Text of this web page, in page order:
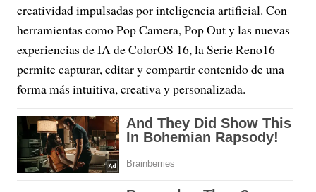
creatividad impulsadas por inteligencia artificial. Con
herramientas como Pop Camera, Pop Out y las nuevas
experiencias de IA de ColorOS 16, la Serie Reno16
permite capturar, editar y compartir contenido de una
forma más intuitiva, creativa y personalizada.